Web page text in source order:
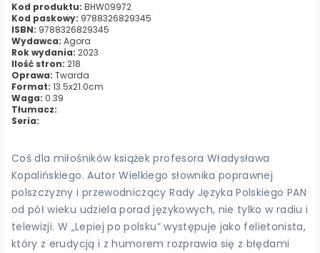
Kod produktu: BHW09972
Kod paskowy: 9788326829345
ISBN: 9788326829345
Wydawca: Agora
Rok wydania: 2023
Ilość stron: 218
Oprawa: Twarda
Format: 13.5x21.0cm
Waga: 0.39
Tłumacz:
Seria:
Coś dla miłośników książek profesora Władysława
Kopalińskiego. Autor Wielkiego słownika poprawnej
polszczyzny i przewodniczący Rady Języka Polskiego PAN
od pół wieku udziela porad językowych, nie tylko w radiu i
telewizji. W „Lepiej po polsku” występuje jako felietonista,
który z erudycją i z humorem rozprawia się z błędami